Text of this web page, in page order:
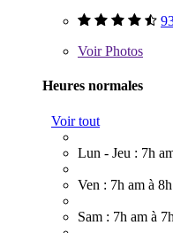
VoirPhotos
Heures normales
Voir tout
Lun - Jeu : 7h
Ven : 7h am à
Sam : 7h am à